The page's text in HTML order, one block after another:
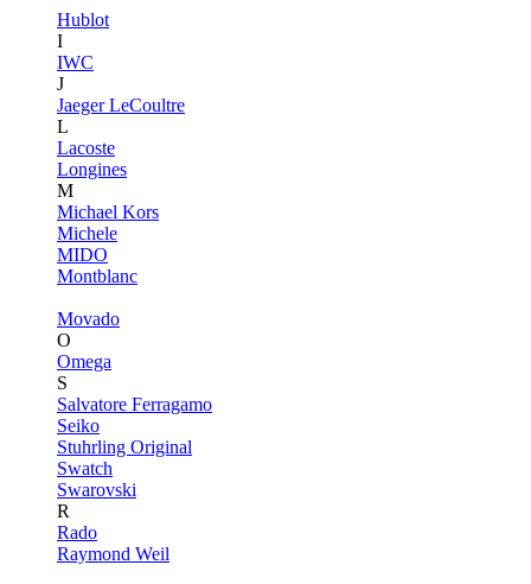
Hublot
I
IWC
J
Jaeger LeCoultre
L
Lacoste
Longines
M
Michael Kors
Michele
MIDO
Montblanc
Movado
O
Omega
S
Salvatore Ferragamo
Seiko
Stuhrling Original
Swatch
Swarovski
R
Rado
Raymond Weil